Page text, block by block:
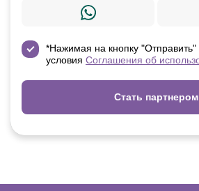
*Нажимая на кнопку
условия Соглашения об
Стать партнером